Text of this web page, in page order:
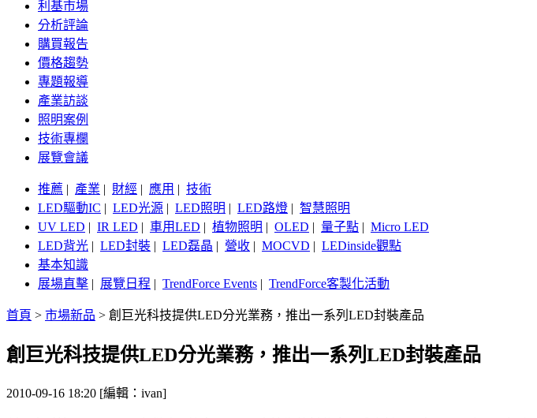
利基市場
分析評論
購買報告
價格趨勢
專題報導
產業訪談
照明案例
技術專欄
展覽會議
推薦 | 產業 | 財經 | 應用 | 技術
LED驅動IC | LED光源 | LED照明 | LED路燈 | 智慧照明
UV LED | IR LED | 車用LED | 植物照明 | OLED | 量子點 | Micro LED
LED背光 | LED封裝 | LED磊晶 | 營收 | MOCVD | LEDinside觀點
基本知識
展場直擊 | 展覽日程 | TrendForce Events | TrendForce客製化活動
首頁 > 市場新品 > 創巨光科技提供LED分光業務，推出一系列LED封裝產品
創巨光科技提供LED分光業務，推出一系列LED封裝產品
2010-09-16 18:20 [編輯：ivan]